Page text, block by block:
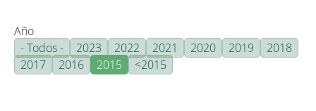
Año
- Todos -
2023 2022 2021 2020 2019
2018
2017
2016 2015 <2015